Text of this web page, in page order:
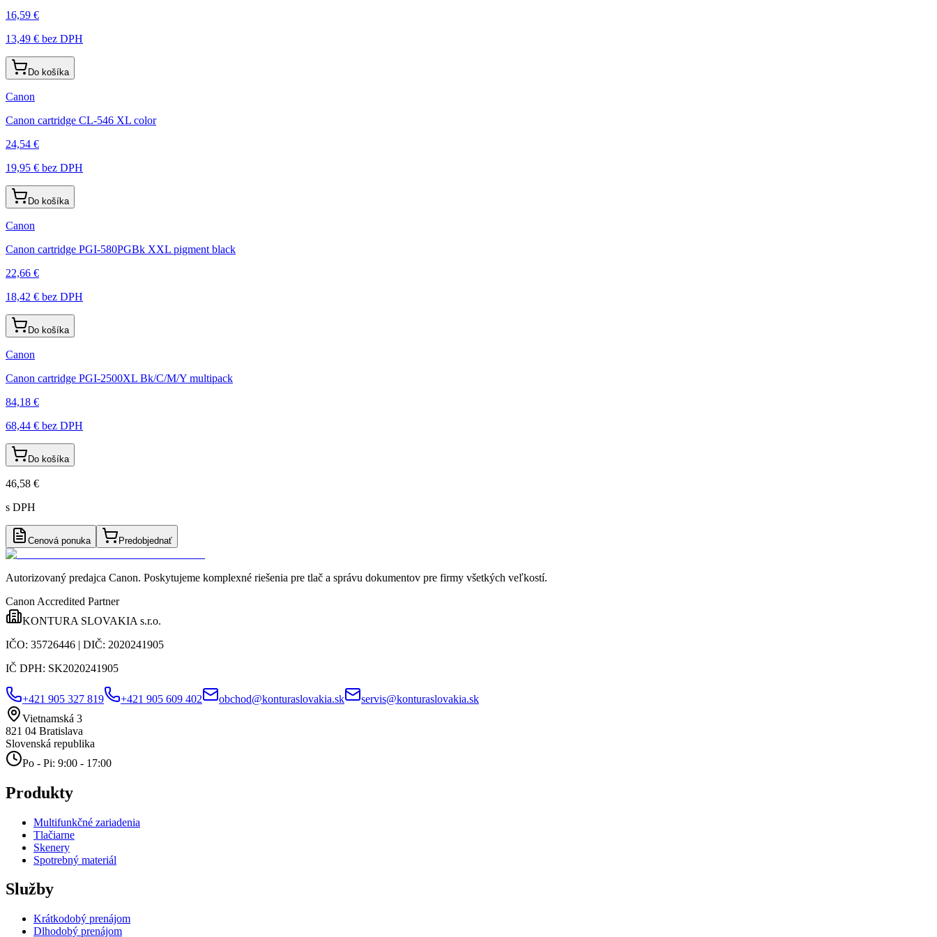
16,59 €
13,49 € bez DPH
Do košíka
Canon
Canon cartridge CL-546 XL color
24,54 €
19,95 € bez DPH
Do košíka
Canon
Canon cartridge PGI-580PGBk XXL pigment black
22,66 €
18,42 € bez DPH
Do košíka
Canon
Canon cartridge PGI-2500XL Bk/C/M/Y multipack
84,18 €
68,44 € bez DPH
Do košíka
46,58 €
s DPH
Cenová ponuka Predobjednať
Autorizovaný predajca Canon. Poskytujeme komplexné riešenia pre tlač a správu dokumentov pre firmy všetkých veľkostí.
Canon Accredited Partner
KONTURA SLOVAKIA s.r.o.
IČO: 35726446 | DIČ: 2020241905
IČ DPH: SK2020241905
+421 905 327 819 +421 905 609 402 obchod@konturaslovakia.sk
servis@konturaslovakia.sk
Vietnamská 3
821 04 Bratislava
Slovenská republika
Po - Pi: 9:00 - 17:00
Produkty
Multifunkčné zariadenia
Tlačiarne
Skenery
Spotrebný materiál
Služby
Krátkodobý prenájom
Dlhodobý prenájom